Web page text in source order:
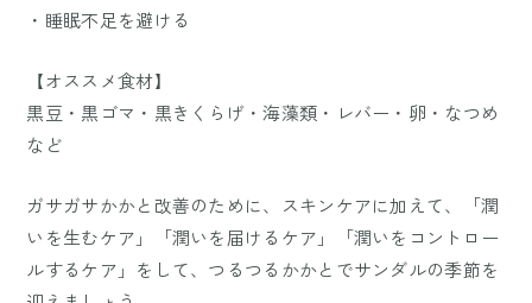
・睡眠不足を避ける
【オススメ食材】
黒豆・黒ゴマ・黒きくらげ・海藻類・レバー・卵・なつめ
など
ガサガサかかと改善のために、スキンケアに加えて、「潤
いを生むケア」「潤いを届けるケア」「潤いをコントロー
ルするケア」をして、つるつるかかとでサンダルの季節を